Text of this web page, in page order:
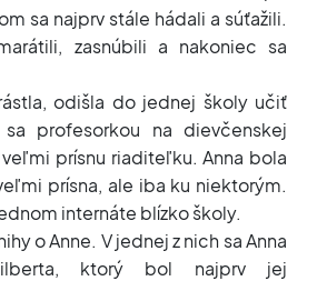
sa najprv stále hádali a súťažili.
zasnúbili a nakoniec sa
odišla do jednej školy učiť
profesorkou na dievčenskej
prísnu riaditeľku. Anna bola
prísna, ale iba ku niektorým.
internáte blízko školy.
o Anne. V jednej z nich sa Anna
ktorý bol najprv jej